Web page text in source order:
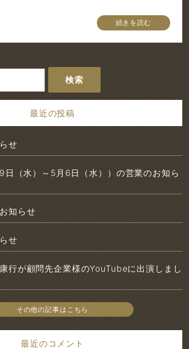
続きを読む
最近の投稿
せ
日（水）～5月6日（水））の営業のお知ら
知らせ
せ
行が顧問先企業様のYouTubeに出演しまし
その他の記事はこちら
最近のコメント